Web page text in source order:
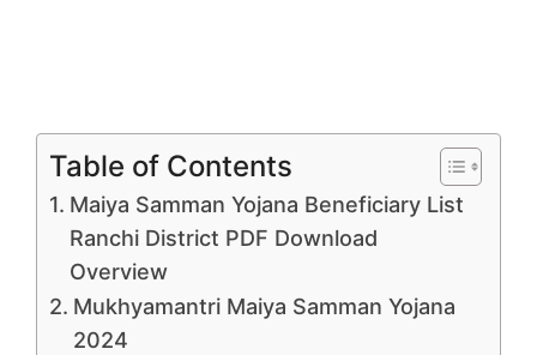
Table of Contents
Maiya Samman Yojana Beneficiary List
Ranchi District PDF Download
Overview
Mukhyamantri Maiya Samman Yojana
2024